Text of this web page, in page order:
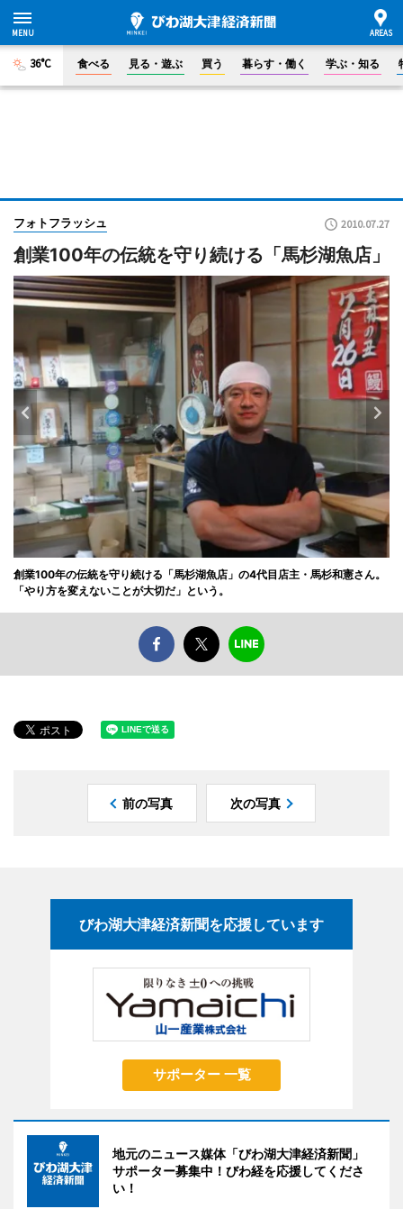
36°C 食べる 見る・遊ぶ 買う 暮らす・働く 学ぶ・知る
フォトフラッシュ 2010.07.27
創業100年の伝統を守り続ける「馬杉湖魚店」
創業100年の伝統を守り続ける「馬杉湖魚店」の4代目店主・馬杉和憲さん。
「やり方を変えないことが大切だ」という。
前の写真 次の写真
びわ湖大津経済新聞を応援しています
サポーター 一覧
地元のニュース媒体「びわ湖大津経済新聞」
サポーター募集中！びわ経を応援してくださ
い！